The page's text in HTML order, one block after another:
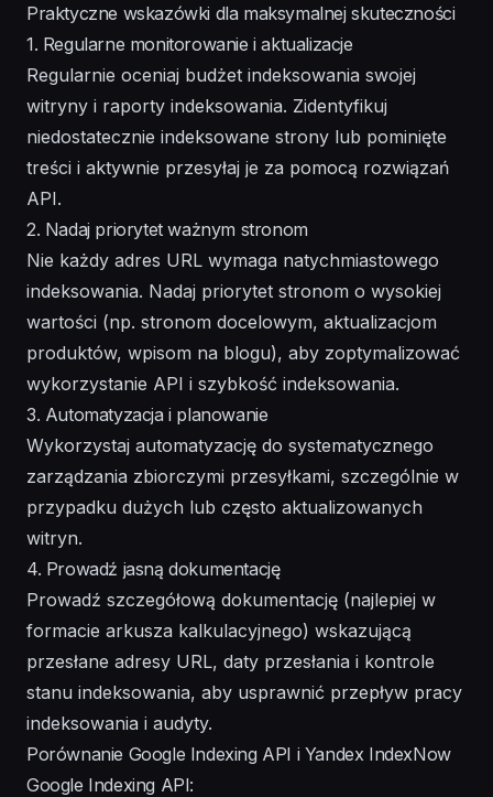
Praktyczne wskazówki dla maksymalnej skuteczności
1. Regularne monitorowanie i aktualizacje
Regularnie oceniaj budżet indeksowania swojej
witryny i raporty indeksowania. Zidentyfikuj
niedostatecznie indeksowane strony lub pominięte
treści i aktywnie przesyłaj je za pomocą rozwiązań
API.
2. Nadaj priorytet ważnym stronom
Nie każdy adres URL wymaga natychmiastowego
indeksowania. Nadaj priorytet stronom o wysokiej
wartości (np. stronom docelowym, aktualizacjom
produktów, wpisom na blogu), aby zoptymalizować
wykorzystanie API i szybkość indeksowania.
3. Automatyzacja i planowanie
Wykorzystaj automatyzację do systematycznego
zarządzania zbiorczymi przesyłkami, szczególnie w
przypadku dużych lub często aktualizowanych
witryn.
4. Prowadź jasną dokumentację
Prowadź szczegółową dokumentację (najlepiej w
formacie arkusza kalkulacyjnego) wskazującą
przesłane adresy URL, daty przesłania i kontrole
stanu indeksowania, aby usprawnić przepływ pracy
indeksowania i audyty.
Porównanie Google Indexing API i Yandex IndexNow
Google Indexing API: